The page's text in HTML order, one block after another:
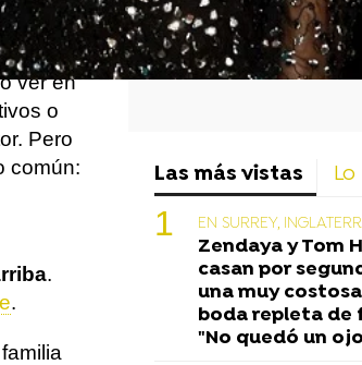
ver en
o
Pero
común:
.
.
Las más vistas
EN SURREY,
Zendaya y Tom
casan por
una muy
boda repleta de
"No quedó un